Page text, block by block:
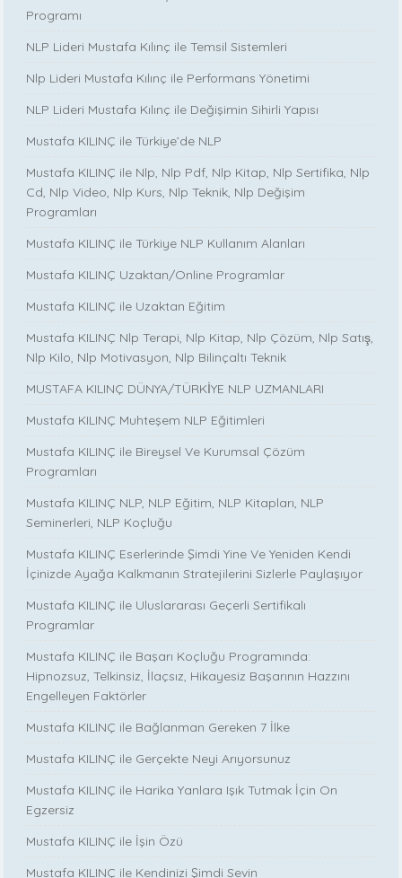
Programı
NLP Lideri Mustafa Kılınç ile Temsil Sistemleri
Nlp Lideri Mustafa Kılınç ile Performans Yönetimi
NLP Lideri Mustafa Kılınç ile Değişimin Sihirli Yapısı
Mustafa KILINÇ ile Türkiye’de NLP
Mustafa KILINÇ ile Nlp, Nlp Pdf, Nlp Kitap, Nlp Sertifika, Nlp
Cd, Nlp Video, Nlp Kurs, Nlp Teknik, Nlp Değişim
Programları
Mustafa KILINÇ ile Türkiye NLP Kullanım Alanları
Mustafa KILINÇ Uzaktan/Online Programlar
Mustafa KILINÇ ile Uzaktan Eğitim
Mustafa KILINÇ Nlp Terapi, Nlp Kitap, Nlp Çözüm, Nlp Satış,
Nlp Kilo, Nlp Motivasyon, Nlp Bilinçaltı Teknik
MUSTAFA KILINÇ DÜNYA/TÜRKİYE NLP UZMANLARI
Mustafa KILINÇ Muhteşem NLP Eğitimleri
Mustafa KILINÇ ile Bireysel Ve Kurumsal Çözüm
Programları
Mustafa KILINÇ NLP, NLP Eğitim, NLP Kitapları, NLP
Seminerleri, NLP Koçluğu
Mustafa KILINÇ Eserlerinde Şimdi Yine Ve Yeniden Kendi
İçinizde Ayağa Kalkmanın Stratejilerini Sizlerle Paylaşıyor
Mustafa KILINÇ ile Uluslararası Geçerli Sertifikalı
Programlar
Mustafa KILINÇ ile Başarı Koçluğu Programında:
Hipnozsuz, Telkinsiz, İlaçsız, Hikayesiz Başarının Hazzını
Engelleyen Faktörler
Mustafa KILINÇ ile Bağlanman Gereken 7 İlke
Mustafa KILINÇ ile Gerçekte Neyi Arıyorsunuz
Mustafa KILINÇ ile Harika Yanlara Işık Tutmak İçin On
Egzersiz
Mustafa KILINÇ ile İşin Özü
Mustafa KILINÇ ile Kendinizi Şimdi Sevin